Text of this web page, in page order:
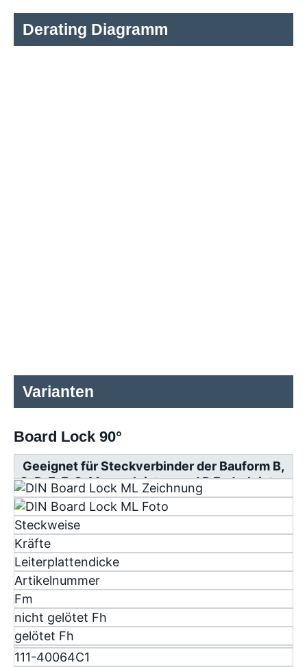
Derating Diagramm
Varianten
Board Lock 90°
Geeignet für Steckverbinder der Bauform B,
C, D, E, F, G, Messerleisten und R Federleisten
Steckweise
Kräfte
Leiterplattendicke
Artikelnummer
Fm
nicht gelötet Fh
gelötet Fh
111-40064C1